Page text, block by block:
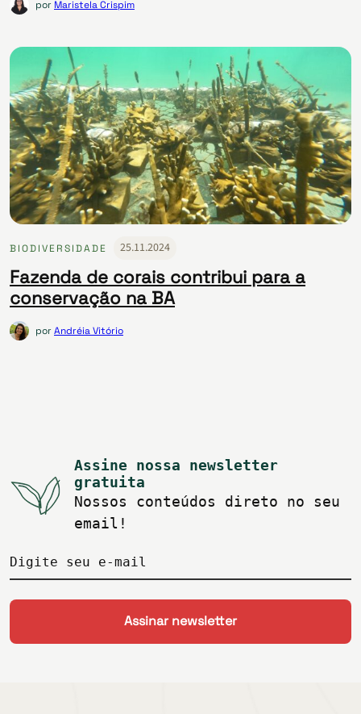
por Maristela Crispim
BIODIVERSIDADE 25.11.2024
Fazenda de corais contribui para a
conservação na BA
porAndréia Vitório
Assine nossa newsletter
gratuita
Nossos conteúdos direto no seu
email!
Digite seu e-mail